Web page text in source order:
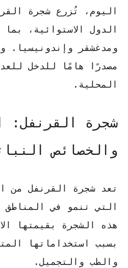
اليوم، تُزرع شجرة
الدول الاستوائية،
ومدغشقر وإندونيسيا.
مصدرًا هامًا للدخل
المحلية.
شجرة القرنفل:
والخصائص
تعد شجرة القرنفل من
التي تنمو في المناطق
هذه الشجرة بقيمتها
بسبب استخداماتها
والطب والتجميل.